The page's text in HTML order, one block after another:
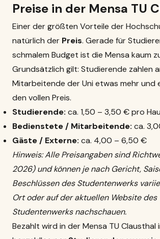
Preise in der Mensa TU
Einer der größten Vorteile der
natürlich der Preis. Gerade für
schmalem Budget ist die Mensa kaum
Grundsätzlich gilt: Studierende zahlen
Mitarbeitende der Uni etwas mehr und
den vollen Preis.
Studierende: ca. 1,50 – 3,50 € pro
Bedienstete / Mitarbeitende: ca.
Gäste / Externe: ca. 4,00 – 6,50 €
Hinweis: Alle Preisangaben sind
2026) und können je nach Gericht,
Beschlüssen des Studentenwerks
Ort oder auf der aktuellen Website des
Studentenwerks nachschauen.
Bezahlt wird in der Mensa TU Clausthal